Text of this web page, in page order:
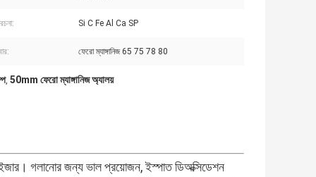
Si C Fe Al Ca SP
ফেরো ম্যাঙ্গানিজ 65 75 78 80
, 50mm ফেরো ম্যাঙ্গানিজ অ্যালয়
গলানোর জন্য ভাল প্রয়োজন, ইস্পাত ডিঅক্সিডেশন